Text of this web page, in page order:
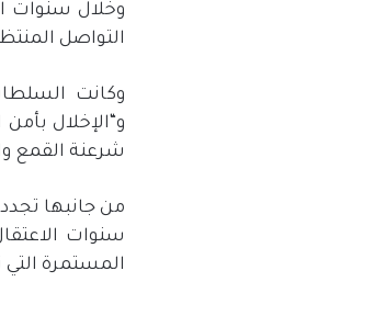
وخلال سنوات
التواصل
وكانت
و“الإخلال بأمن
شرعنة القمع
من جانبها
سنوات
المستمرة